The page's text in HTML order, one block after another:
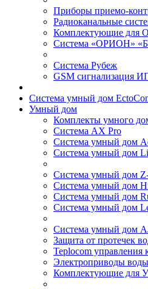
Приборы приемо-
Радиоканальные
Комплектующие для
Система «ОРИОН»
Система Рубеж
GSM сигнализация
Система умный дом
Умный дом
Комплекты умного
Система AX Pro
Система умный дом
Система умный дом
Система умный дом
Система умный дом
Система умный дом
Система умный дом
Система умный дом
Защита от протечек
Teplocom управления
Электроприводы воды
Комплектующие для